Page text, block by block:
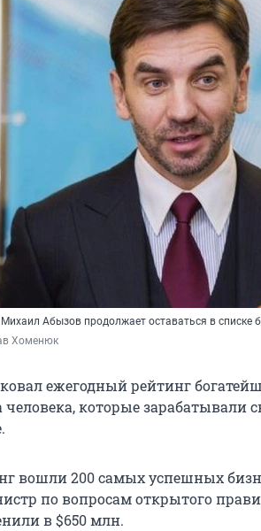
Абызов продолжает оставаться в списке
Хоменюк
ежегодный рейтинг
человека, которые зарабатывали
вошли 200 самых успешных
по вопросам открытого
в $650 млн.